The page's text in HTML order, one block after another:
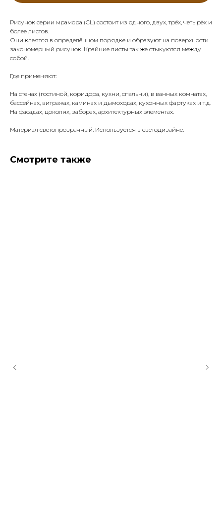
Рисунок серии мрамора (CL) состоит из одного, двух, трёх, четырёх и
более листов.
Они клеятся в определённом порядке и образуют на поверхности
закономерный рисунок. Крайние листы так же стыкуются между
собой.
Где применяют:
На стенах (гостиной, коридора, кухни, спальни), в ванных комнатах,
бассейнах, витражах, каминах и дымоходах, кухонных фартуках и т.д.
На фасадах, цоколях, заборах, архитектурных элементах.
Материал светопрозрачный. Используется в светодизайне.
Смотрите также